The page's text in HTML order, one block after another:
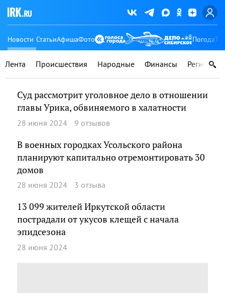
Новости СтатьиАфишаФото Погода
Лента Происшествия Народные Финансы Регионы
Суд рассмотрит уголовное дело в отношении
главы Урика, обвиняемого в халатности
28 июня 2024 9 отзывов
В военных городках Усольского района
планируют капитально отремонтировать 30
домов
28 июня 2024 3 отзыва
13 099 жителей Иркутской области
пострадали от укусов клещей с начала
эпидсезона
28 июня 2024